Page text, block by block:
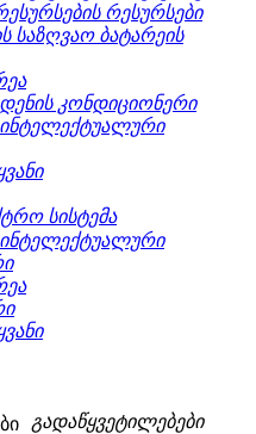
რესურსები
საზღვაო ბატარეის
კონდიციონერი
სისტემა
გადაწყვეტილებები